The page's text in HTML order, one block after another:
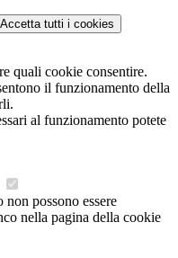
Accetta tutti i cookies
quali cookie consentire.
il funzionamento della
al funzionamento potete
possono essere
nella pagina della cookie